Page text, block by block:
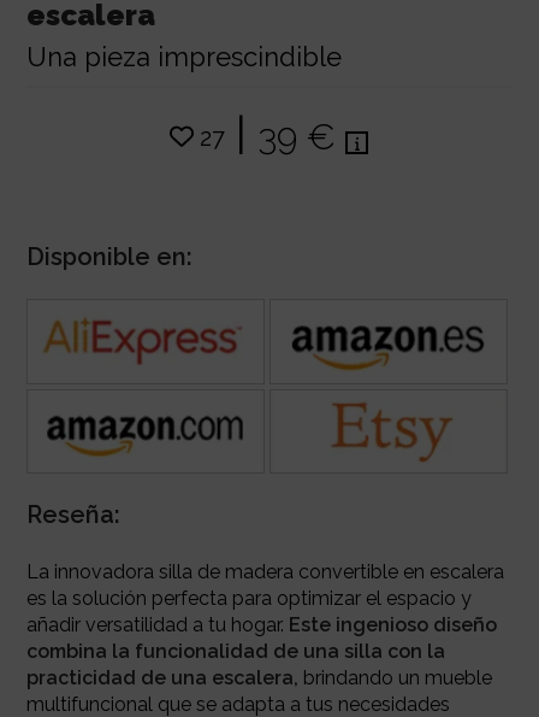
escalera
Una pieza imprescindible
27 | 39 €
Disponible en:
Reseña:
La innovadora silla de madera convertible en escalera
es la solución perfecta para optimizar el espacio y
añadir versatilidad a tu hogar. Este ingenioso diseño
combina la funcionalidad de una silla con la
practicidad de una escalera, brindando un mueble
multifuncional que se adapta a tus necesidades